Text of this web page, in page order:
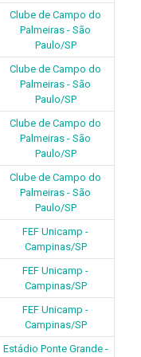
Clube de Campo do
Palmeiras - São
Paulo/SP
Clube de Campo do
Palmeiras - São
Paulo/SP
Clube de Campo do
Palmeiras - São
Paulo/SP
Clube de Campo do
Palmeiras - São
Paulo/SP
FEF Unicamp -
Campinas/SP
FEF Unicamp -
Campinas/SP
FEF Unicamp -
Campinas/SP
Estádio Ponte Grande -